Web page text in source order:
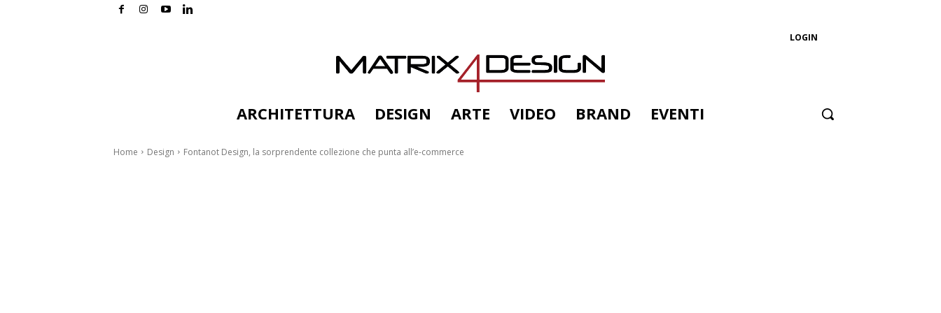
LOGIN
ARCHITETTURA DESIGN ARTE VIDEO BRAND EVENTI
Home Design Fontanot Design, la sorprendente collezione che punta all’e-commerce